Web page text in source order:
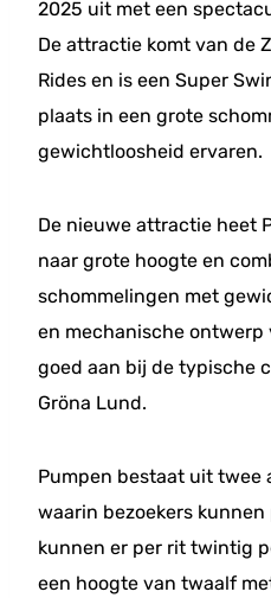
2025 uit met een
De attractie komt van de
Rides en is een Super
plaats in een grote
gewichtloosheid ervaren.
De nieuwe attractie heet
naar grote hoogte en
schommelingen met
en mechanische
goed aan bij de typische
Gröna Lund.
Pumpen bestaat uit twee
waarin bezoekers
kunnen er per rit twintig
een hoogte van twaalf